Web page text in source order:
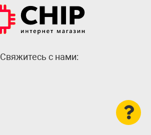
Cвяжитесь с нами: